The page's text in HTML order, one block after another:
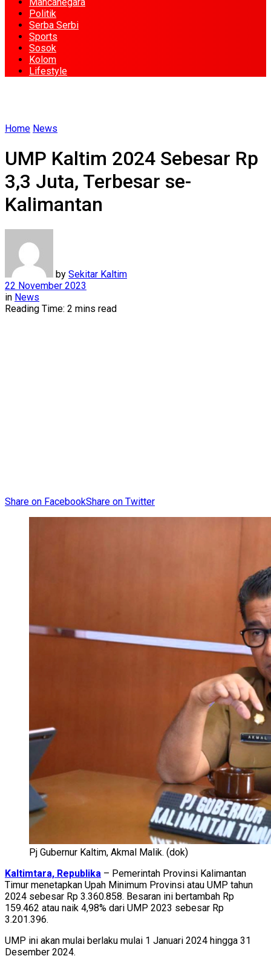
Politik
Serba Serbi
Sports
Sosok
Kolom
Lifestyle
Home News
UMP Kaltim 2024 Sebesar Rp
3,3 Juta, Terbesar se-
Kalimantan
by Sekitar Kaltim
22 November 2023
in News
Reading Time: 2 mins read
Share on FacebookShare on Twitter
Pj Gubernur Kaltim, Akmal Malik. (dok)
Kaltimtara, Republika – Pemerintah Provinsi Kalimantan
Timur menetapkan Upah Minimum Provinsi atau UMP tahun
2024 sebesar Rp 3.360.858. Besaran ini bertambah Rp
159.462 atau naik 4,98% dari UMP 2023 sebesar Rp
3.201.396.
UMP ini akan mulai berlaku mulai 1 Januari 2024 hingga 31
Desember 2024.